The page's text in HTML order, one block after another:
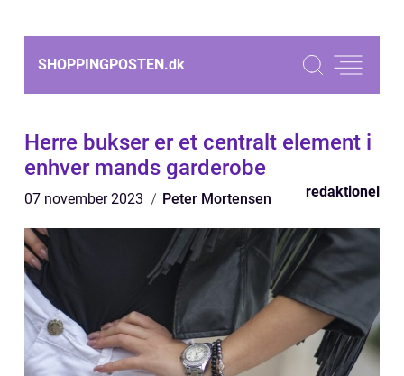
SHOPPINGPOSTEN.dk
Herre bukser er et centralt element i
enhver mands garderobe
07 november 2023 Peter Mortensen redaktionel